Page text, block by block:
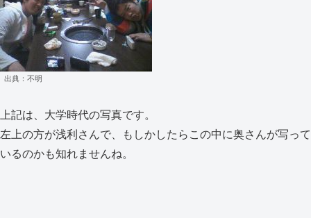
出典：不明
上記は、大学時代の写真です。
左上の方が浅利さんで、もしかしたらこの中に奥さんが写って
いるのかも知れませんね。